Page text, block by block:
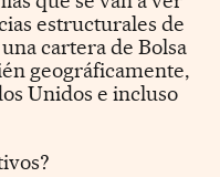
estructurales de
cartera de Bolsa
geográficamente,
Unidos e incluso